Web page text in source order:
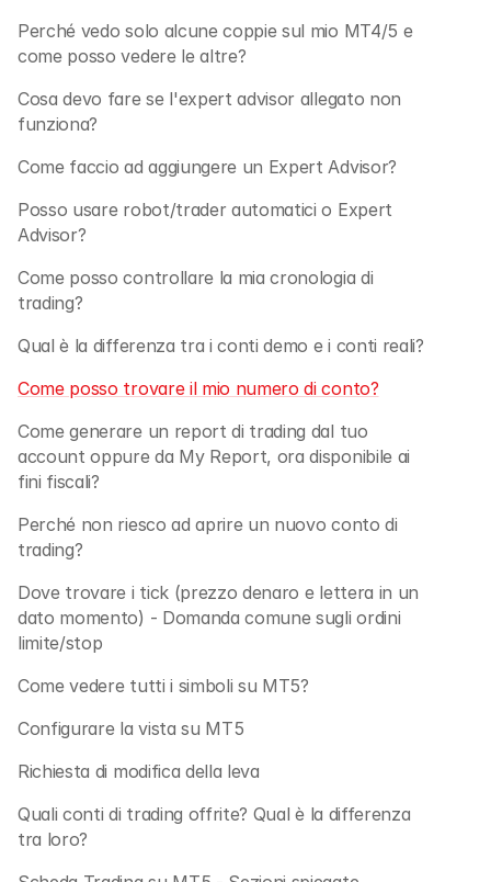
Perché vedo solo alcune coppie sul mio MT4/5 e
come posso vedere le altre?
Cosa devo fare se l'expert advisor allegato non
funziona?
Come faccio ad aggiungere un Expert Advisor?
Posso usare robot/trader automatici o Expert
Advisor?
Come posso controllare la mia cronologia di
trading?
Qual è la differenza tra i conti demo e i conti reali?
Come posso trovare il mio numero di conto?
Come generare un report di trading dal tuo
account oppure da My Report, ora disponibile ai
fini fiscali?
Perché non riesco ad aprire un nuovo conto di
trading?
Dove trovare i tick (prezzo denaro e lettera in un
dato momento) - Domanda comune sugli ordini
limite/stop
Come vedere tutti i simboli su MT5?
Configurare la vista su MT5
Richiesta di modifica della leva
Quali conti di trading offrite? Qual è la differenza
tra loro?